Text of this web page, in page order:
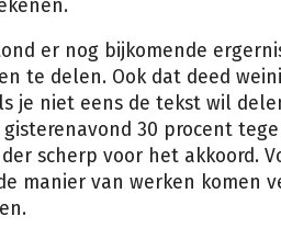
er nog bijkomende
te delen. Ook dat deed
je niet eens de tekst wil
30 procent
scherp voor het akkoord.
manier van werken komen